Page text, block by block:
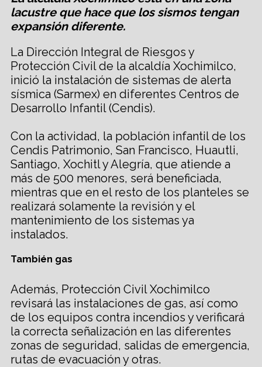
lacustre que hace que los sismos tengan
expansión diferente.
La Dirección Integral de Riesgos y
Protección Civil de la alcaldía Xochimilco,
inició la instalación de sistemas de alerta
sísmica (Sarmex) en diferentes Centros de
Desarrollo Infantil (Cendis).
Con la actividad, la población infantil de los
Cendis Patrimonio, San Francisco, Huautli,
Santiago, Xochitl y Alegría, que atiende a
más de 500 menores, será beneficiada,
mientras que en el resto de los planteles se
realizará solamente la revisión y el
mantenimiento de los sistemas ya
instalados.
También gas
Además, Protección Civil Xochimilco
revisará las instalaciones de gas, así como
de los equipos contra incendios y verificará
la correcta señalización en las diferentes
zonas de seguridad, salidas de emergencia,
rutas de evacuación y otras.